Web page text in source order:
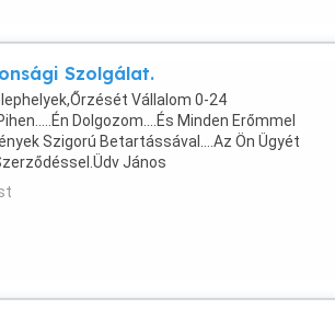
Szolgálat.
Vállalom 0-24
Dolgozom....És Minden Erőmmel
Szigorú Betartássával....Az Ön Ügyét
János